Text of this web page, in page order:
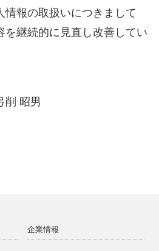
情報の取扱いにつきまして
を継続的に見直し改善してい
昭男
企業情報